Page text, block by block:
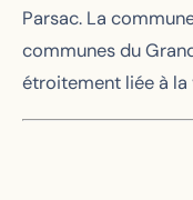
Parsac. La
communes du
étroitement liée à